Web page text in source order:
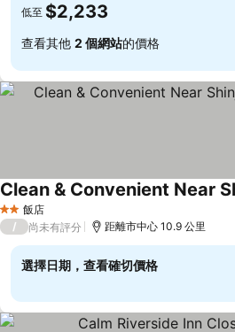
低至 $2,233
查看其他 2 個網站的價格
2 星級飯店
/ 尚未有評分 距離市中心 10.9 公里
選擇日期，查看確切價格